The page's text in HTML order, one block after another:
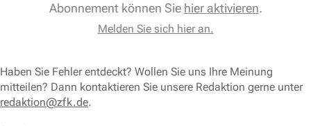
Abonnement können Sie hier aktivieren.
Melden Sie sich hier an.
Haben Sie Fehler entdeckt? Wollen Sie uns Ihre Meinung
mitteilen? Dann kontaktieren Sie unsere Redaktion gerne unter
redaktion@zfk.de.